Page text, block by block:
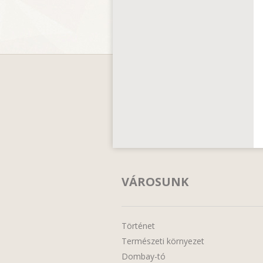
VÁROSUNK
Történet
Természeti környezet
Dombay-tó